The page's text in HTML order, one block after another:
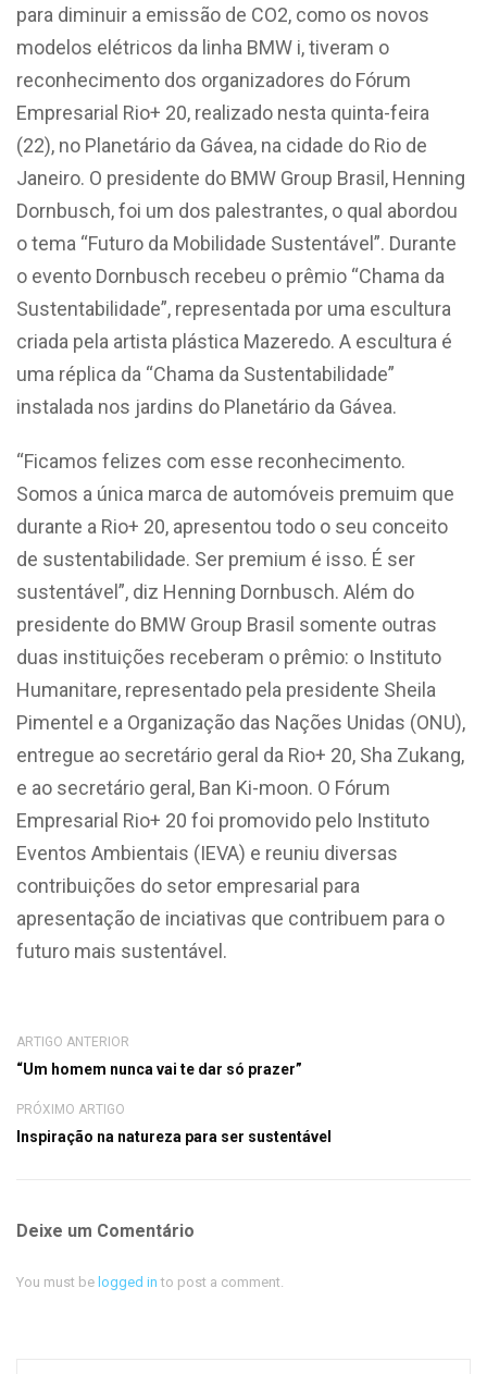
para diminuir a emissão de CO2, como os novos
modelos elétricos da linha BMW i, tiveram o
reconhecimento dos organizadores do Fórum
Empresarial Rio+ 20, realizado nesta quinta-feira
(22), no Planetário da Gávea, na cidade do Rio de
Janeiro. O presidente do BMW Group Brasil, Henning
Dornbusch, foi um dos palestrantes, o qual abordou
o tema “Futuro da Mobilidade Sustentável”. Durante
o evento Dornbusch recebeu o prêmio “Chama da
Sustentabilidade”, representada por uma escultura
criada pela artista plástica Mazeredo. A escultura é
uma réplica da “Chama da Sustentabilidade”
instalada nos jardins do Planetário da Gávea.
“Ficamos felizes com esse reconhecimento.
Somos a única marca de automóveis premuim que
durante a Rio+ 20, apresentou todo o seu conceito
de sustentabilidade. Ser premium é isso. É ser
sustentável”, diz Henning Dornbusch. Além do
presidente do BMW Group Brasil somente outras
duas instituições receberam o prêmio: o Instituto
Humanitare, representado pela presidente Sheila
Pimentel e a Organização das Nações Unidas (ONU),
entregue ao secretário geral da Rio+ 20, Sha Zukang,
e ao secretário geral, Ban Ki-moon. O Fórum
Empresarial Rio+ 20 foi promovido pelo Instituto
Eventos Ambientais (IEVA) e reuniu diversas
contribuições do setor empresarial para
apresentação de inciativas que contribuem para o
futuro mais sustentável.
ARTIGO ANTERIOR
“Um homem nunca vai te dar só prazer”
PRÓXIMO ARTIGO
Inspiração na natureza para ser sustentável
Deixe um Comentário
You must be logged in to post a comment.